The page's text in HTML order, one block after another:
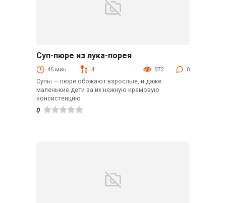
Первые блюда
Суп-пюре из лука-порея
45 мин. 4 572 0
Супы — пюре обожают взрослые, и даже
маленькие дети за их нежную кремовую
консистенцию
0